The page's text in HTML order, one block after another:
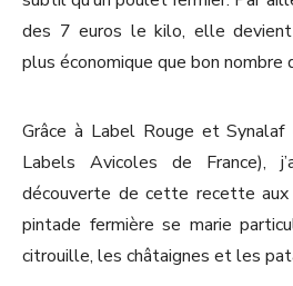
des 7 euros le kilo, elle devient
plus économique que bon nombre
Grâce à Label Rouge et Synalaf
Labels Avicoles de France),
découverte de cette recette aux
pintade fermière se marie
citrouille, les châtaignes et les